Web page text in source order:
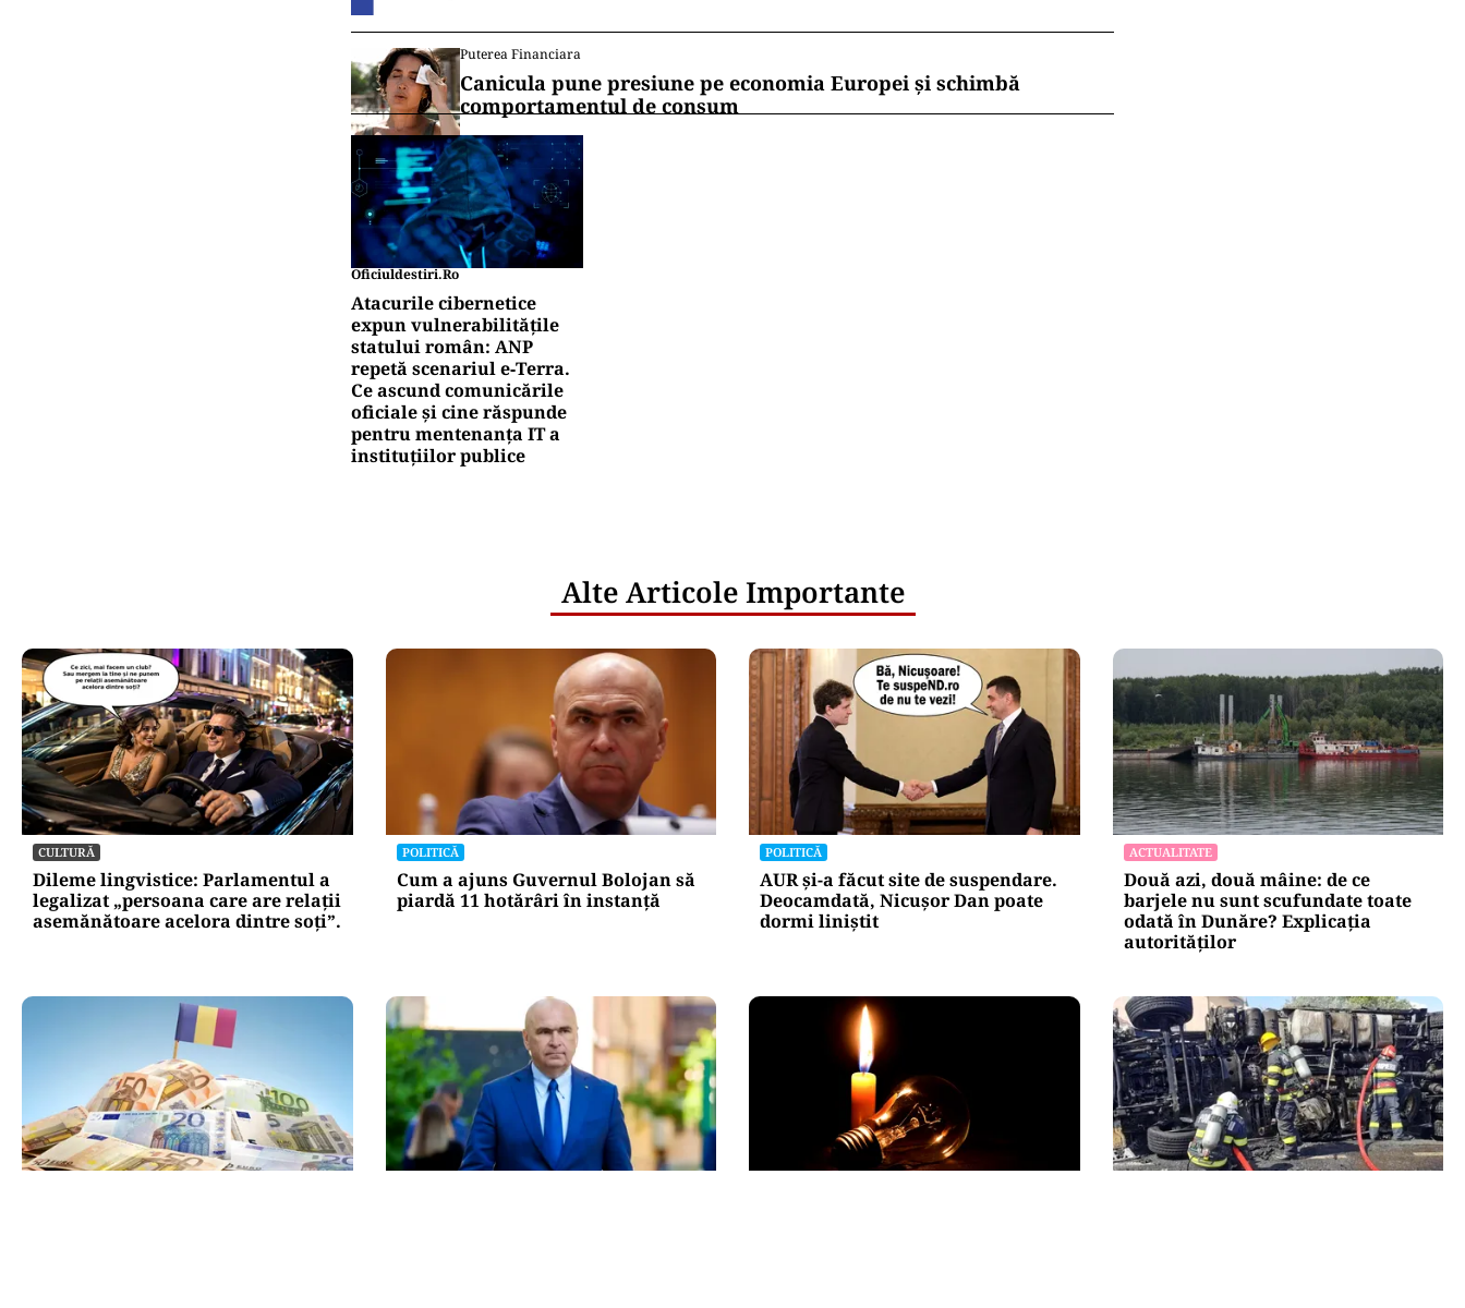
Puterea Financiara
Canicula pune presiune pe economia Europei și schimbă
comportamentul de consum
Oficiuldestiri.ro
Atacurile cibernetice
expun vulnerabilitățile
statului român: ANP
repetă scenariul e‑Terra.
Ce ascund comunicările
oficiale și cine răspunde
pentru mentenanța IT a
instituțiilor publice
Alte Articole Importante
CULTURĂ
Dileme lingvistice: Parlamentul a
legalizat „persoana care are relații
asemănătoare acelora dintre soți”.
POLITICĂ
Cum a ajuns Guvernul Bolojan să
piardă 11 hotărâri în instanță
POLITICĂ
AUR și-a făcut site de suspendare.
Deocamdată, Nicușor Dan poate
dormi liniștit
ACTUALITATE
Două azi, două mâine: de ce
barjele nu sunt scufundate toate
odată în Dunăre? Explicația
autorităților